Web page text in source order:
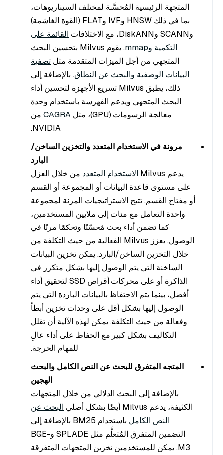
المتجهة الرئيسية المُحسَّنة لمختلف السيناريوهات،
بما في ذلك HNSW وIVF وFLAT (القوة الغاشمة)
وSCANN وDiskANN، مع الاختلافات
القائمة على
التكمية وmmap
. يقوم Milvus بتحسين البحث
المتجهي من أجل الميزات المتقدمة مثل تصفية
البيانات الوصفية والبحث عن النطاق. بالإضافة إلى
ذلك، يطبق Milvus تسريع الأجهزة لتحسين أداء
البحث المتجهي ويدعم الفهرسة باستخدام وحدة
معالجة الرسومات (GPU)، مثل
CAGRA من
NVIDIA.
مرونة في الاستخدام المتعدد والتخزين الساخن/
البارد
يدعم Milvus
الاستخدام المتعدد من خلال العزل
على مستوى قاعدة البيانات أو المجموعة أو القسم
أو مفتاح القسم. تتيح الاستراتيجيات المرنة لمجموعة
واحدة التعامل مع مئات إلى ملايين المستخدمين،
كما تضمن أداء بحث مُحسّنًا وتحكمًا مرنًا في
الوصول. يعزز Milvus الفعالية من حيث التكلفة من
خلال التخزين الساخن/البارد. يمكن تخزين البيانات
الساخنة التي يتم الوصول إليها بشكل متكرر في
الذاكرة أو على محركات أقراص SSD لتحقيق أداء
أفضل، بينما يتم الاحتفاظ بالبيانات الباردة التي يتم
الوصول إليها بشكل أقل على وحدات تخزين أبطأ
وفعالة من حيث التكلفة. يمكن لهذه الآلية أن تقلل
التكاليف بشكل كبير مع الحفاظ على أداء عالٍ
للمهام الحرجة.
المتجه المتفرق للبحث عن النص الكامل والبحث
الهجين
بالإضافة إلى البحث الدلالي من خلال المتجهات
الكثيفة، يدعم Milvus أيضًا بشكل أصلي
البحث عن
النص الكامل
باستخدام BM25 بالإضافة إلى
التضمين المتفرق المُتعلَّم مثل SPLADE وBGE-
M3. يمكن للمستخدمين تخزين المتجهات المتفرقة